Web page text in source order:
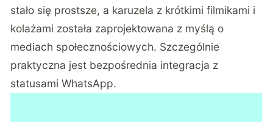
stało się prostsze, a karuzela z krótkimi filmikami i
kolażami została zaprojektowana z myślą o
mediach społecznościowych. Szczególnie
praktyczna jest bezpośrednia integracja z
statusami WhatsApp.